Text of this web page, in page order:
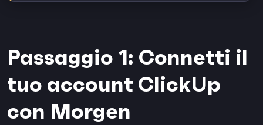
Passaggio 1: Connetti il
tuo account ClickUp
con Morgen